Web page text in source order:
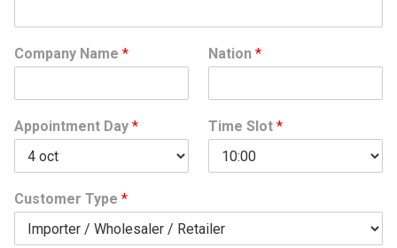
Company Name * Nation *
Appointment Day * Time Slot *
Customer Type *